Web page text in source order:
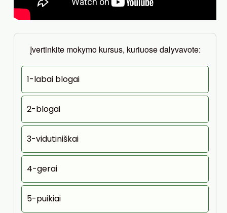
Įvertinkite mokymo kursus, kuriuose dalyvavote:
1-labai blogai
2-blogai
3-vidutiniškai
4-gerai
5-puikiai